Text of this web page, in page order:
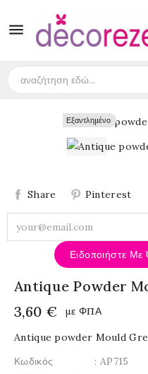

Εξαντλημένο
Εξαντλημένο
Share Pinterest
Ειδοποιήστε Με
Antique Powder
3,60 €
με ΦΠΑ
Antique powder Mould
Κωδικός
: AP715